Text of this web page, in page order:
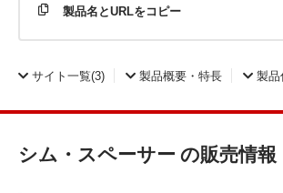
製品名とURLをコピー
サイト一覧(3) 製品概要・特長 製品
シム・スペーサー の販売情報